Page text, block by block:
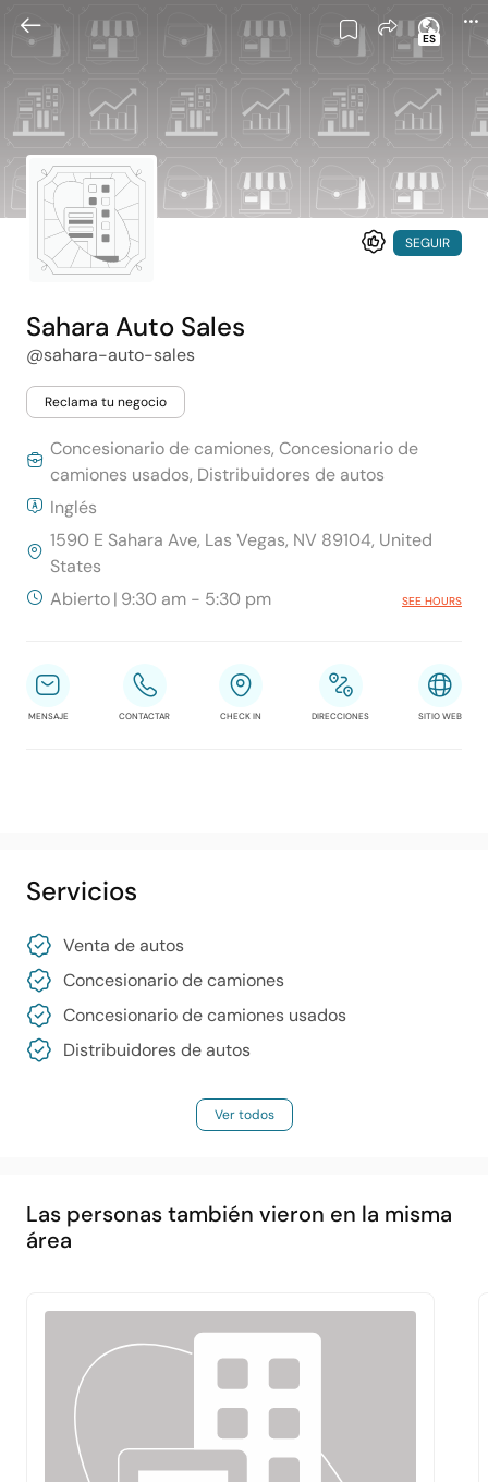
ES
SEGUIR
Sahara Auto Sales
@sahara-auto-sales
Reclama tu negocio
Concesionario de camiones, Concesionario de
camiones usados, Distribuidores de autos
Inglés
1590 E Sahara Ave, Las Vegas, NV 89104, United
States
Abierto| 9:30 am - 5:30 pm SEE HOURS
MENSAJE CONTACTAR CHECK IN DIRECCIONES SITIO WEB
Principal Acerca de Servicios
Servicios
Venta de autos
Concesionario de camiones
Concesionario de camiones usados
Distribuidores de autos
Ver todos
Las personas también vieron en la misma
área